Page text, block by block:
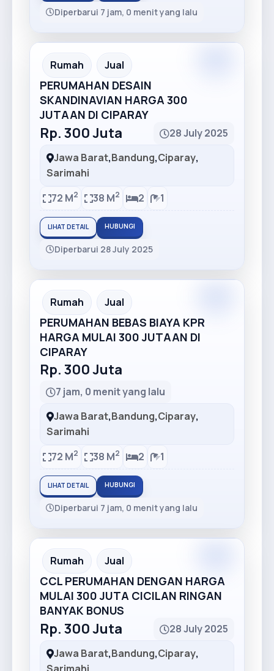
Diperbarui 7 jam, 0 menit yang lalu
Recommended
Rumah Jual
PERUMAHAN DESAIN
SKANDINAVIAN HARGA 300
JUTAAN DI CIPARAY
Rp. 300 Juta
28 July 2025
Jawa Barat,Bandung,Ciparay,
Sarimahi
72 M2 38 M2 2 1
LIHAT DETAIL HUBUNGI
Diperbarui 28 July 2025
Recommended
Rumah Jual
PERUMAHAN BEBAS BIAYA KPR
HARGA MULAI 300 JUTAAN DI
CIPARAY
Rp. 300 Juta
7 jam, 0 menit yang lalu
Jawa Barat,Bandung,Ciparay,
Sarimahi
72 M2 38 M2 2 1
LIHAT DETAIL HUBUNGI
Diperbarui 7 jam, 0 menit yang lalu
Recommended
Rumah Jual
CCL PERUMAHAN DENGAN HARGA
MULAI 300 JUTA CICILAN RINGAN
BANYAK BONUS
Rp. 300 Juta
28 July 2025
Jawa Barat,Bandung,Ciparay,